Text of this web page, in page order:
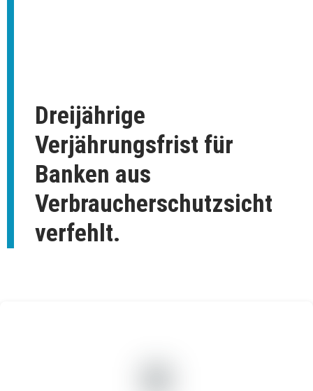
Dreijährige
Verjährungsfrist für
Banken aus
Verbraucherschutzsicht
verfehlt.